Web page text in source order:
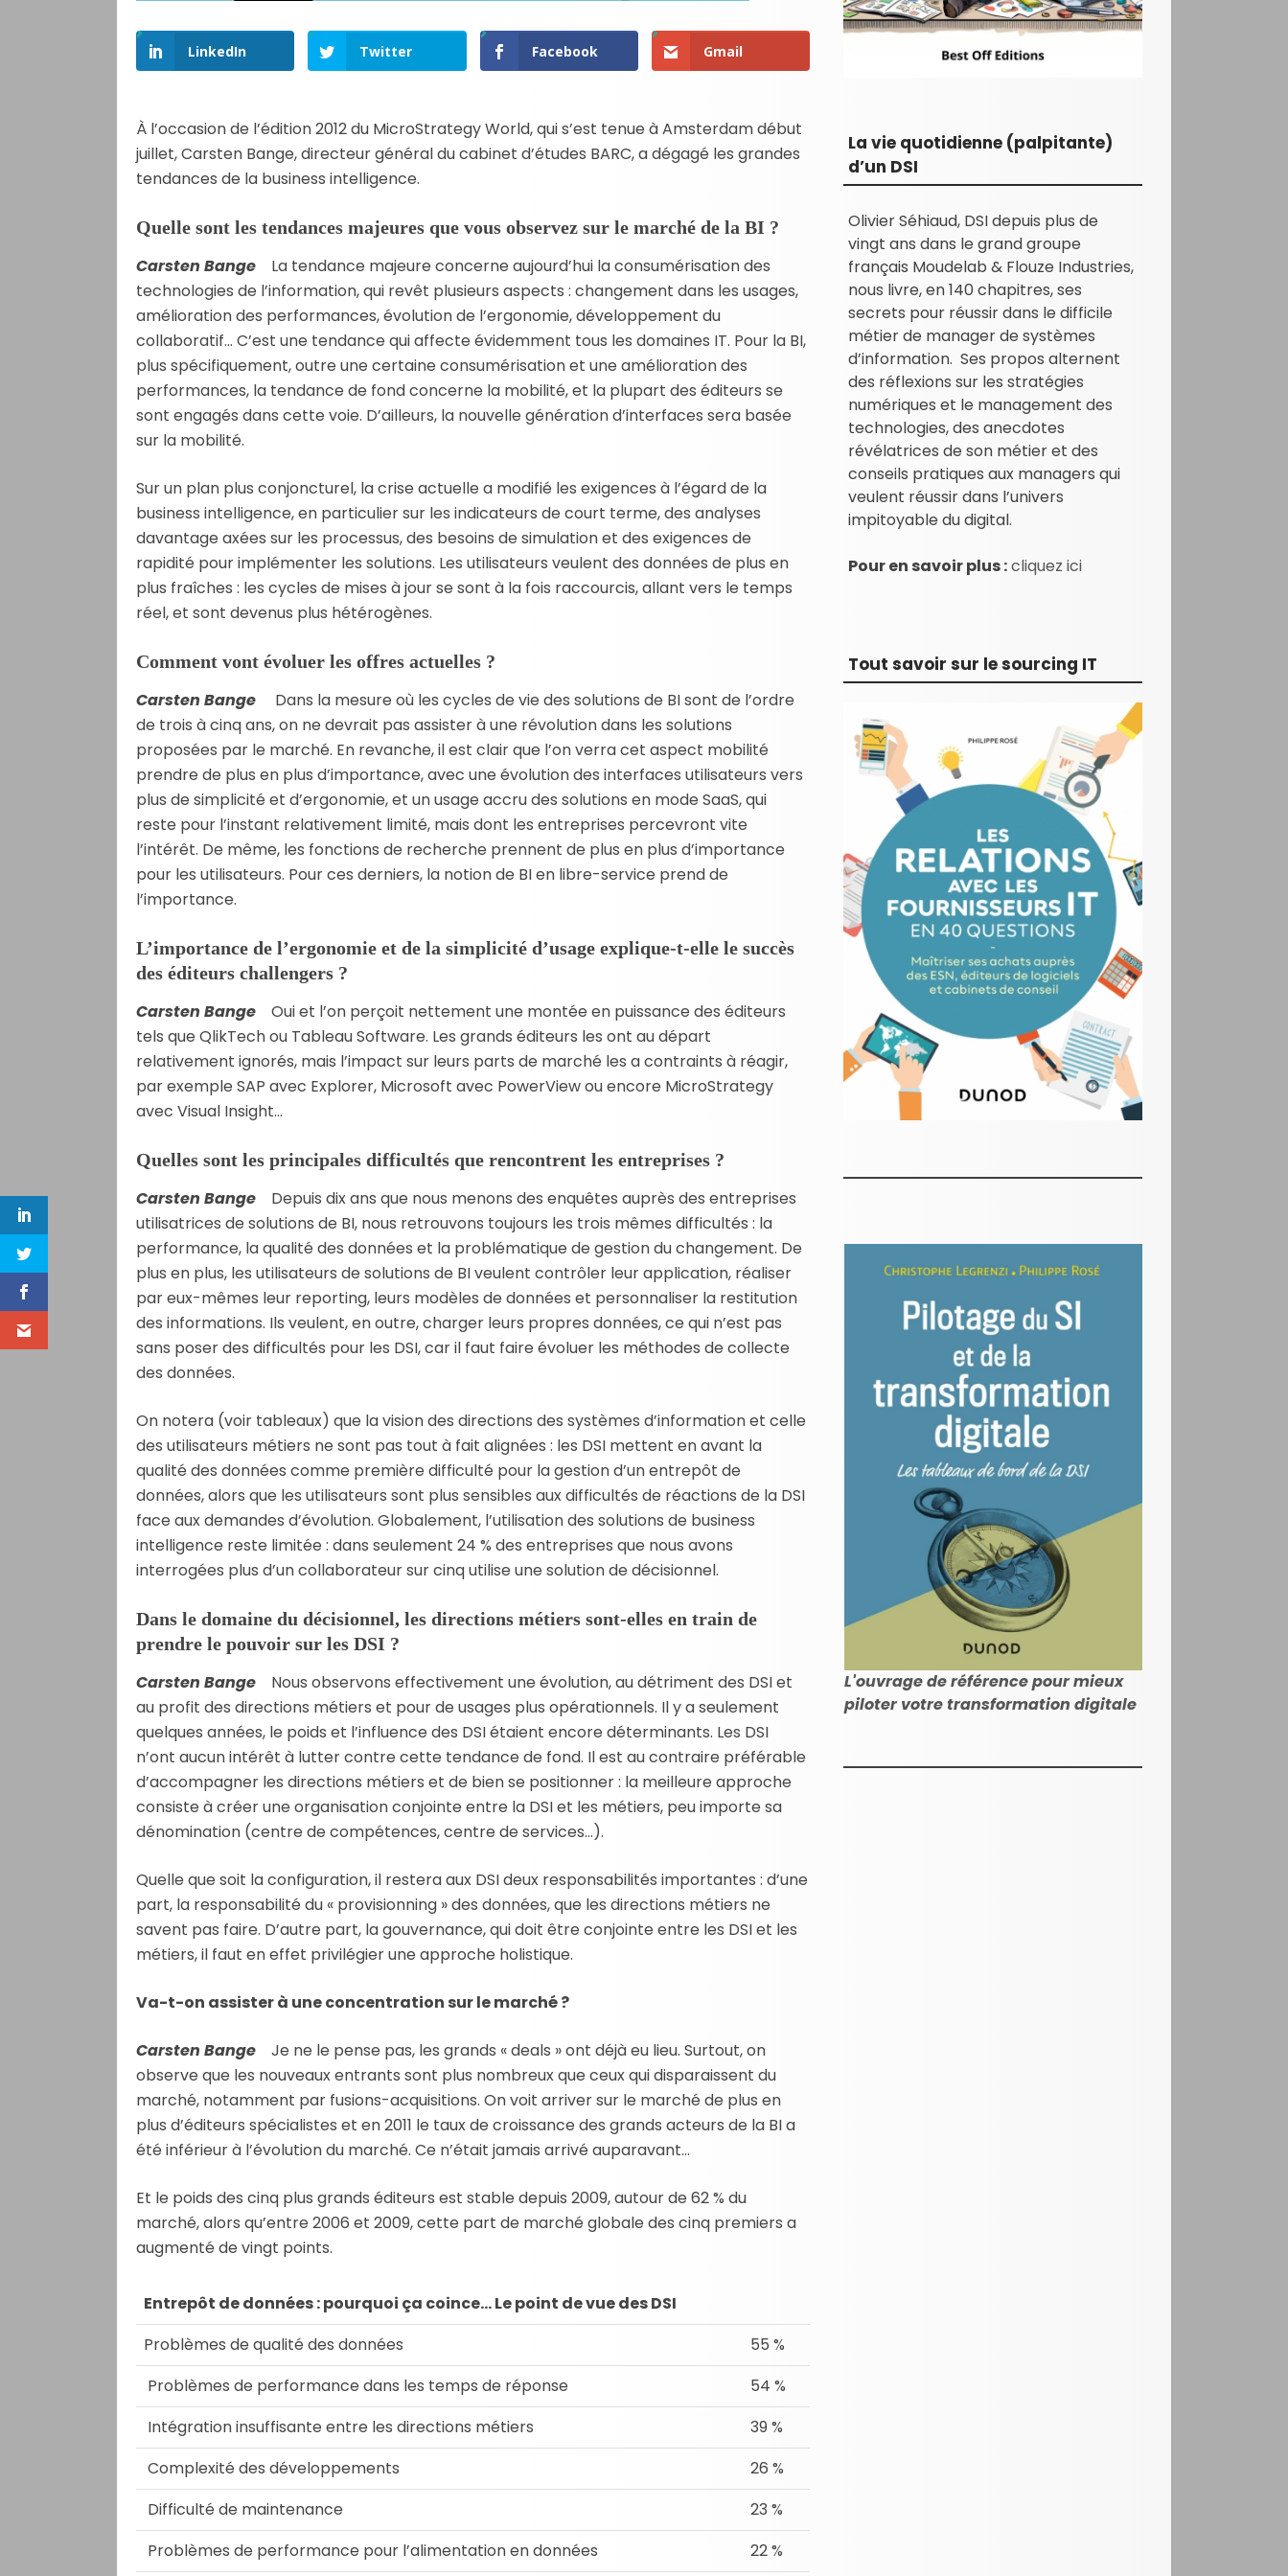
LinkedIn Twitter Facebook Gmail
À l’occasion de l’édition 2012 du MicroStrategy World, qui s’est tenue à Amsterdam début
juillet, Carsten Bange, directeur général du cabinet d’études BARC, a dégagé les grandes
tendances de la business intelligence.
Quelle sont les tendances majeures que vous observez sur le marché de la BI ?
Carsten Bange La tendance majeure concerne aujourd’hui la consumérisation des
technologies de l’information, qui revêt plusieurs aspects : changement dans les usages,
amélioration des performances, évolution de l’ergonomie, développement du
collaboratif… C’est une tendance qui affecte évidemment tous les domaines IT. Pour la BI,
plus spécifiquement, outre une certaine consumérisation et une amélioration des
performances, la tendance de fond concerne la mobilité, et la plupart des éditeurs se
sont engagés dans cette voie. D’ailleurs, la nouvelle génération d’interfaces sera basée
sur la mobilité.
Sur un plan plus conjoncturel, la crise actuelle a modifié les exigences à l’égard de la
business intelligence, en particulier sur les indicateurs de court terme, des analyses
davantage axées sur les processus, des besoins de simulation et des exigences de
rapidité pour implémenter les solutions. Les utilisateurs veulent des données de plus en
plus fraîches : les cycles de mises à jour se sont à la fois raccourcis, allant vers le temps
réel, et sont devenus plus hétérogènes.
Comment vont évoluer les offres actuelles ?
Carsten Bange Dans la mesure où les cycles de vie des solutions de BI sont de l’ordre
de trois à cinq ans, on ne devrait pas assister à une révolution dans les solutions
proposées par le marché. En revanche, il est clair que l’on verra cet aspect mobilité
prendre de plus en plus d’importance, avec une évolution des interfaces utilisateurs vers
plus de simplicité et d’ergonomie, et un usage accru des solutions en mode SaaS, qui
reste pour l’instant relativement limité, mais dont les entreprises percevront vite
l’intérêt. De même, les fonctions de recherche prennent de plus en plus d’importance
pour les utilisateurs. Pour ces derniers, la notion de BI en libre-service prend de
l’importance.
L’importance de l’ergonomie et de la simplicité d’usage explique-t-elle le succès
des éditeurs challengers ?
Carsten Bange Oui et l’on perçoit nettement une montée en puissance des éditeurs
tels que QlikTech ou Tableau Software. Les grands éditeurs les ont au départ
relativement ignorés, mais l’impact sur leurs parts de marché les a contraints à réagir,
par exemple SAP avec Explorer, Microsoft avec PowerView ou encore MicroStrategy
avec Visual Insight…
Quelles sont les principales difficultés que rencontrent les entreprises ?
Carsten Bange Depuis dix ans que nous menons des enquêtes auprès des entreprises
utilisatrices de solutions de BI, nous retrouvons toujours les trois mêmes difficultés : la
performance, la qualité des données et la problématique de gestion du changement. De
plus en plus, les utilisateurs de solutions de BI veulent contrôler leur application, réaliser
par eux-mêmes leur reporting, leurs modèles de données et personnaliser la restitution
des informations. Ils veulent, en outre, charger leurs propres données, ce qui n’est pas
sans poser des difficultés pour les DSI, car il faut faire évoluer les méthodes de collecte
des données.
On notera (voir tableaux) que la vision des directions des systèmes d’information et celle
des utilisateurs métiers ne sont pas tout à fait alignées : les DSI mettent en avant la
qualité des données comme première difficulté pour la gestion d’un entrepôt de
données, alors que les utilisateurs sont plus sensibles aux difficultés de réactions de la DSI
face aux demandes d’évolution. Globalement, l’utilisation des solutions de business
intelligence reste limitée : dans seulement 24 % des entreprises que nous avons
interrogées plus d’un collaborateur sur cinq utilise une solution de décisionnel.
Dans le domaine du décisionnel, les directions métiers sont-elles en train de
prendre le pouvoir sur les DSI ?
Carsten Bange Nous observons effectivement une évolution, au détriment des DSI et
au profit des directions métiers et pour de usages plus opérationnels. Il y a seulement
quelques années, le poids et l’influence des DSI étaient encore déterminants. Les DSI
n’ont aucun intérêt à lutter contre cette tendance de fond. Il est au contraire préférable
d’accompagner les directions métiers et de bien se positionner : la meilleure approche
consiste à créer une organisation conjointe entre la DSI et les métiers, peu importe sa
dénomination (centre de compétences, centre de services…).
Quelle que soit la configuration, il restera aux DSI deux responsabilités importantes : d’une
part, la responsabilité du « provisionning » des données, que les directions métiers ne
savent pas faire. D’autre part, la gouvernance, qui doit être conjointe entre les DSI et les
métiers, il faut en effet privilégier une approche holistique.
Va-t-on assister à une concentration sur le marché ?
Carsten Bange Je ne le pense pas, les grands « deals » ont déjà eu lieu. Surtout, on
observe que les nouveaux entrants sont plus nombreux que ceux qui disparaissent du
marché, notamment par fusions-acquisitions. On voit arriver sur le marché de plus en
plus d’éditeurs spécialistes et en 2011 le taux de croissance des grands acteurs de la BI a
été inférieur à l’évolution du marché. Ce n’était jamais arrivé auparavant…
Et le poids des cinq plus grands éditeurs est stable depuis 2009, autour de 62 % du
marché, alors qu’entre 2006 et 2009, cette part de marché globale des cinq premiers a
augmenté de vingt points.
Entrepôt de données : pourquoi ça coince… Le point de vue des DSI
Problèmes de qualité des données
55 %
Problèmes de performance dans les temps de réponse
54 %
Intégration insuffisante entre les directions métiers
39 %
Complexité des développements
26 %
Difficulté de maintenance
23 %
Problèmes de performance pour l’alimentation en données
22 %
La vie quotidienne (palpitante)
d’un DSI
Olivier Séhiaud, DSI depuis plus de
vingt ans dans le grand groupe
français Moudelab & Flouze Industries,
nous livre, en 140 chapitres, ses
secrets pour réussir dans le difficile
métier de manager de systèmes
d’information. Ses propos alternent
des réflexions sur les stratégies
numériques et le management des
technologies, des anecdotes
révélatrices de son métier et des
conseils pratiques aux managers qui
veulent réussir dans l’univers
impitoyable du digital.
Pour en savoir plus :cliquez ici
Tout savoir sur le sourcing IT
L'ouvrage de référence pour mieux
piloter votre transformation digitale